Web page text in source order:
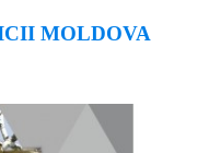
MOLDOVA